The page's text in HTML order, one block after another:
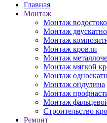
Главная
Монтаж
Монтаж
Монтаж
Монтаж
Монтаж кровли
Монтаж
Монтаж мягкой
Монтаж
Монтаж ондулина
Монтаж
Монтаж
Строительство
Ремонт